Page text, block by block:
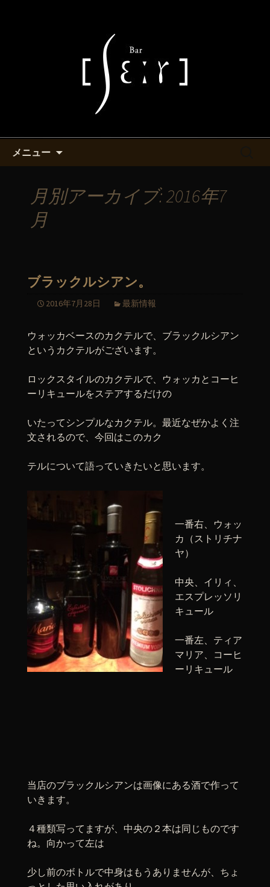
池袋西口付近にあるバーシエー
ルのマスターが書くブログ
メニュー
月別アーカイブ: 2016年7
月
ブラックルシアン。
2016年7月28日 最新情報
ウォッカベースのカクテルで、ブラックルシアン
というカクテルがございます。
ロックスタイルのカクテルで、ウォッカとコーヒ
ーリキュールをステアするだけの
いたってシンプルなカクテル。最近なぜかよく注
文されるので、今回はこのカク
テルについて語っていきたいと思います。
一番右、ウォッ
カ（ストリチナ
ヤ）
中央、イリィ、
エスプレッソリ
キュール
一番左、ティア
マリア、コーヒ
ーリキュール
当店のブラックルシアンは画像にある酒で作って
いきます。
４種類写ってますが、中央の２本は同じものです
ね。向かって左は
少し前のボトルで中身はもうありませんが、ちょ